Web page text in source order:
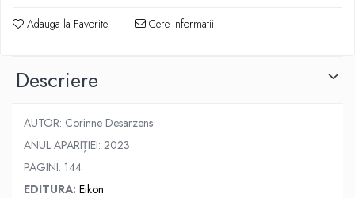
Adauga la Favorite Cere informatii
Descriere
AUTOR: Corinne Desarzens
ANUL APARIȚIEI: 2023
PAGINI: 144
EDITURA: Eikon